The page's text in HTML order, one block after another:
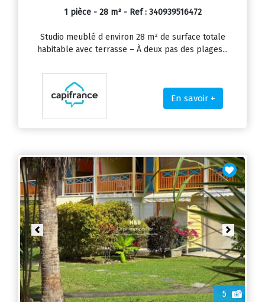
1 pièce - 28 m² - Ref : 340939516472
Studio meublé d environ 28 m² de surface totale
habitable avec terrasse – À deux pas des plages...
En savoir +
5
Previous Next